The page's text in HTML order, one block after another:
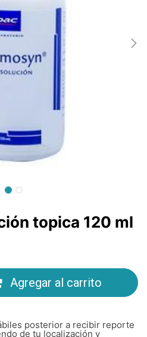
topica 120 ml
Agregar al carrito
posterior a recibir reporte
de tu localización y